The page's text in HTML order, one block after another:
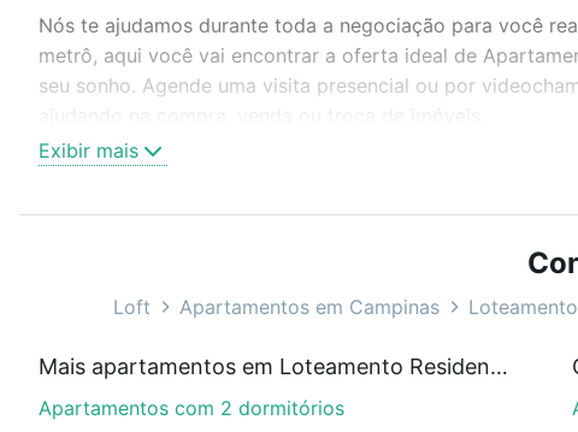
Nós te ajudamos durante toda a negociação para você
metrô, aqui você vai encontrar a oferta ideal de
seu sonho. Agende uma visita presencial ou por
Como escolher um imóvel?
Use barra de busca no topo para pesquisar por ruas,
ou sem vaga de garagem para combinar perfeitamente
Apartamentos com 4 vagas à venda em Loteamento
Aqui na Loft temos a oferta ideal para você, com
partir de R$ 0 e com nossas opções de financiamento
Exibir mais
Loft Apartamentos em Campinas
Mais apartamentos em Loteamento Residencial Pedra Alta (Sousas)
Apartamentos com 2 dormitórios